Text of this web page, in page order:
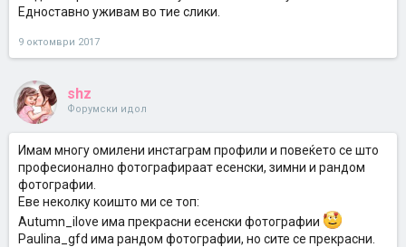
Едноставно уживам во тие слики.
9 октомври 2017
shz
Форумски идол
Имам многу омилени инстаграм профили и повеќето се што
професионално фотографираат есенски, зимни и рандом
фотографии.
Еве неколку коишто ми се топ:
Autumn_ilove има прекрасни есенски фотографии
Paulina_gfd има рандом фотографии, но сите се прекрасни.